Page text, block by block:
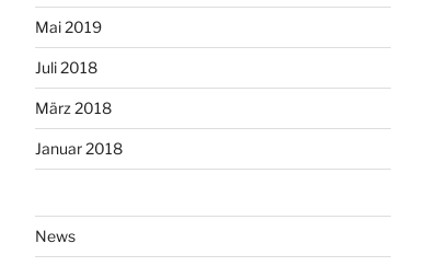
Mai 2019
Juli 2018
März 2018
Januar 2018
News